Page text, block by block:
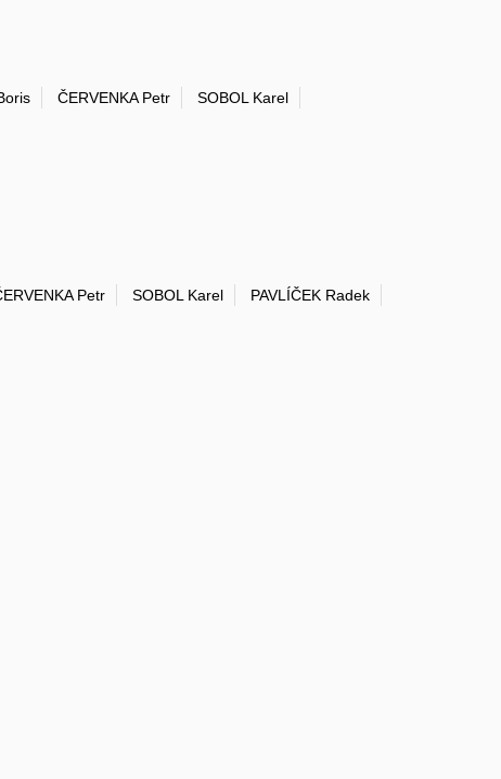
ČERVENKA Petr
SOBOL Karel
Petr SOBOL Karel
PAVLÍČEK Radek